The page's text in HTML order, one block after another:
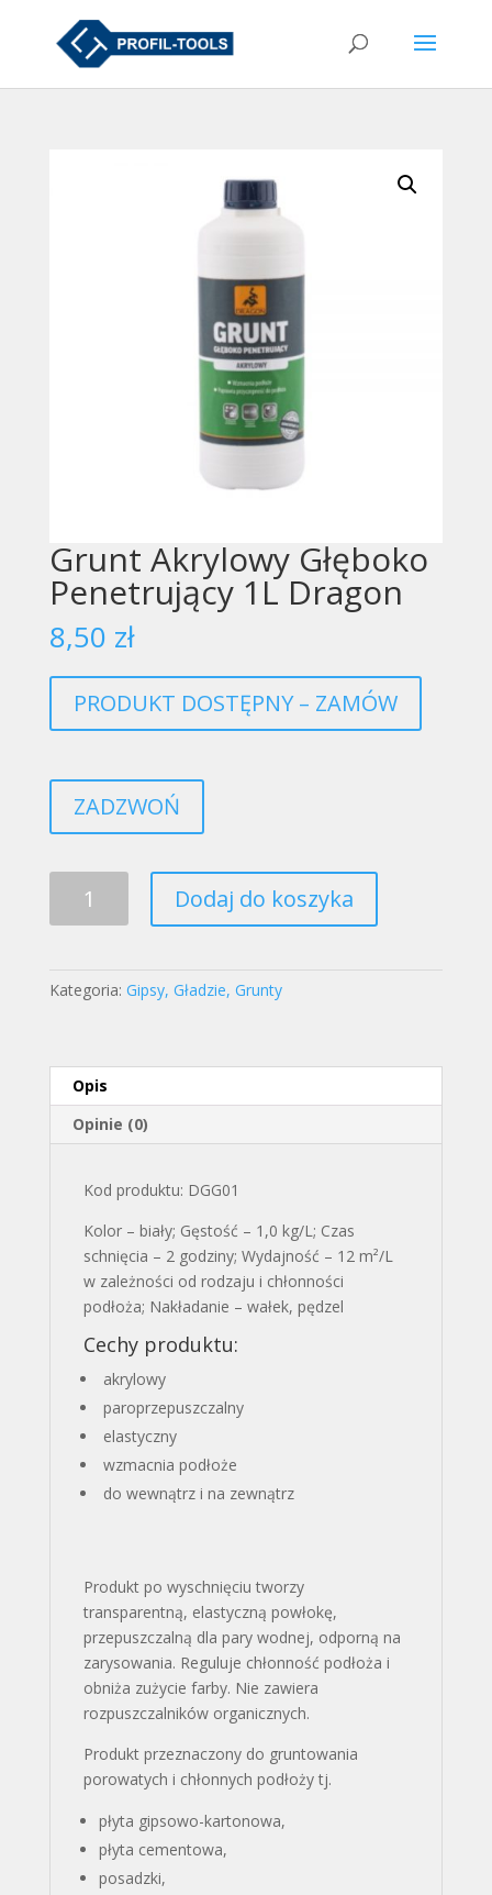
Grunt Akrylowy Głęboko
Penetrujący 1L Dragon
8,50 zł
PRODUKT DOSTĘPNY – ZAMÓW
ZADZWOŃ
Penetrujący
Dodaj do koszyka
Kategoria: Gipsy, Gładzie, Grunty
Opis
Opinie (0)
Kod produktu: DGG01
Kolor – biały; Gęstość – 1,0 kg/L; Czas
schnięcia – 2 godziny; Wydajność – 12 m²/L
w zależności od rodzaju i chłonności
podłoża; Nakładanie – wałek, pędzel
Cechy produktu:
akrylowy
paroprzepuszczalny
elastyczny
wzmacnia podłoże
do wewnątrz i na zewnątrz
Produkt po wyschnięciu tworzy
transparentną, elastyczną powłokę,
przepuszczalną dla pary wodnej, odporną na
zarysowania. Reguluje chłonność podłoża i
obniża zużycie farby. Nie zawiera
rozpuszczalników organicznych.
Produkt przeznaczony do gruntowania
porowatych i chłonnych podłoży tj.
płyta gipsowo-kartonowa,
płyta cementowa,
posadzki,